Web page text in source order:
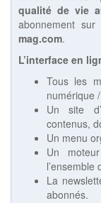
qualité de vie
abonnement
mag.com.
L’interface en
Tous les
numérique
Un site
contenus,
Un menu
Un
l’ensemble
La
abonnés.